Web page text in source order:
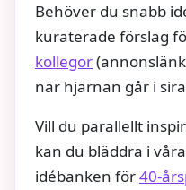
Behöver du snabb
kuraterade förslag
kollegor
när hjärnan går i
Vill du parallellt
kan du bläddra i
idébanken för40-